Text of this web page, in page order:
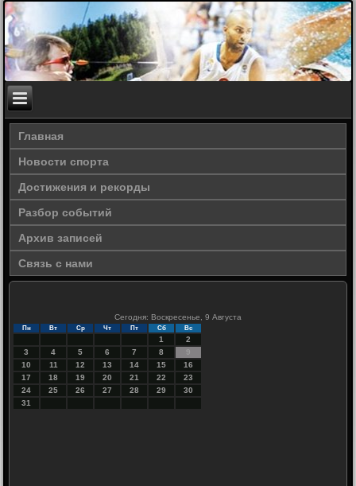
Главная
Новости спорта
Достижения и рекорды
Разбор событий
Архив записей
Связь с нами
Сегодня: Воскресенье, 9 Августа
Пн Вт Ср Чт Пт Сб Вс
1
2
3
4 5 6 7 8
9
10
11 12 13 14 15
16
17
18 19 20 21 22
23
24
25 26 27 28 29
30
31